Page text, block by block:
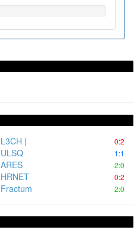
L3CH | 0:2
ULSQ 1:1
ARES 2:0
HRNET 0:2
Fractum 2:0